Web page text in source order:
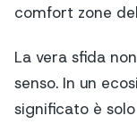
comfort zone
La vera sfida
senso. In un
significato è